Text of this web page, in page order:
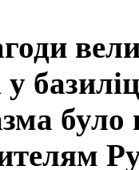
було